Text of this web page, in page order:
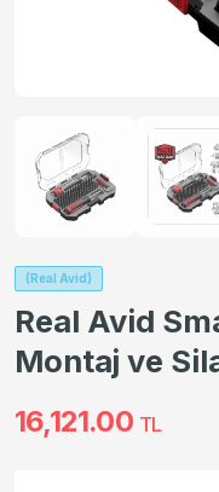
(Real Avid)
Real Avid
Montaj ve
16,121.00 TL